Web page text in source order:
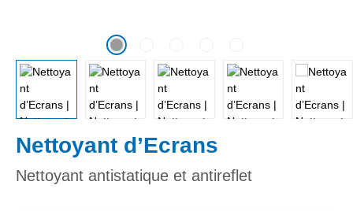
Nettoyant d’Ecrans
Nettoyant antistatique et antireflet